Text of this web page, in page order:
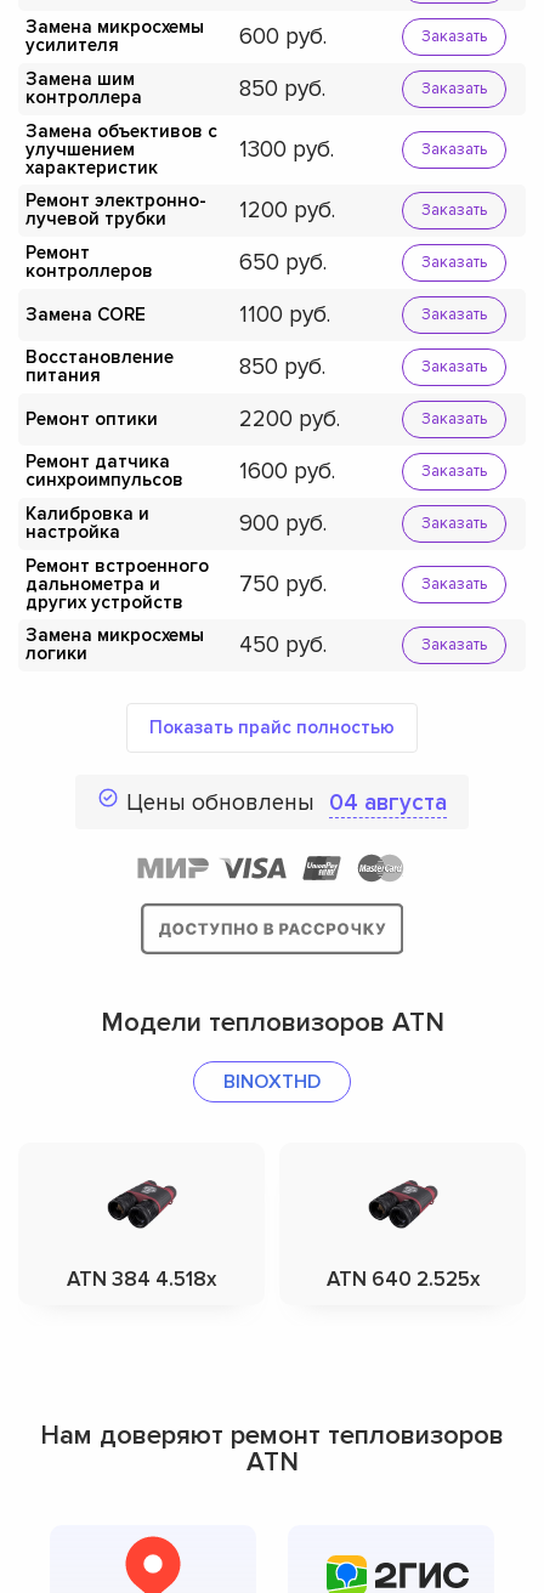
Замена микросхемы
усилителя
600 Заказать
Замена шим
контроллера
850 Заказать
Замена объективов с
улучшением
характеристик
1300 Заказать
Ремонт электронно-
лучевой трубки
1200 Заказать
Ремонт
контроллеров
650 Заказать
Замена CORE 1100 Заказать
Восстановление
питания
850 Заказать
Ремонт оптики 2200 Заказать
Ремонт датчика
синхроимпульсов
1600 Заказать
Калибровка и
настройка
900 Заказать
Ремонт встроенного
дальнометра и
других устройств
750 Заказать
Замена микросхемы
логики
450 Заказать
Показать прайс полностью
Цены обновлены 04 августа
Модели тепловизоров ATN
BINOXTHD
ATN 384 4.518x ATN 640 2.525x
Нам доверяют ремонт тепловизоров
ATN